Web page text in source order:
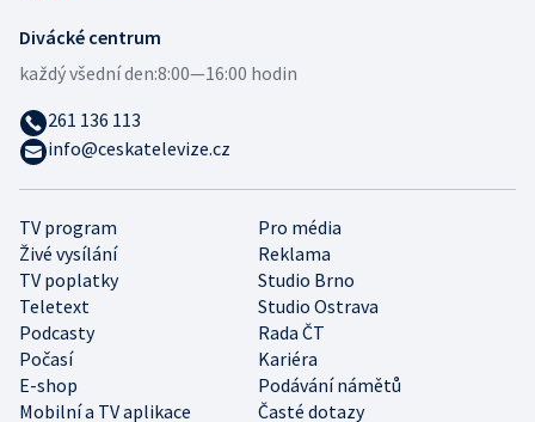
TV program
Pro média
Živé vysílání
Reklama
TV poplatky
Studio Brno
Teletext
Studio Ostrava
Podcasty
Rada ČT
Počasí
Kariéra
E-shop
Podávání námětů
Mobilní a TV aplikace
Časté dotazy
Divácké centrum
každý všední den:8:00—16:00 hodin
261 136 113
info@ceskatelevize.cz